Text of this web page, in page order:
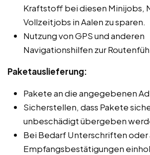
Kraftstoff bei diesen Minijobs,
Vollzeitjobs in Aalen zu sparen.
Nutzung von GPS und anderen
Navigationshilfen zur
Paketauslieferung:
Pakete an die angegebenen
Sicherstellen, dass Pakete
unbeschädigt übergeben
Bei Bedarf Unterschriften oder
Empfangsbestätigungen